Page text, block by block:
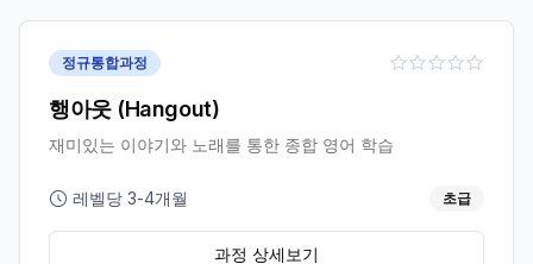
정규통합과정
행아웃 (Hangout)
재미있는 이야기와 노래를 통한 종합 영어 학습
레벨당 3-4개월 초급
과정 상세보기